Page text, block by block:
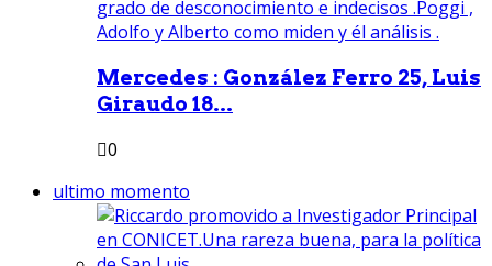
Mercedes : González Ferro 25, Luis
Giraudo 18...
0
ultimo momento